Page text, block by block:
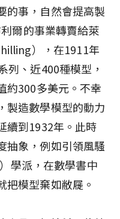
的事，自然會提高製
爾的事業轉賣給萊
），在1911年
列、近400種模型，
約300多美元。不幸
製造數學模型的動力
續到1932年。此時
抽象，例如引領風騷
學派，在數學書中
把模型棄如敝屣。